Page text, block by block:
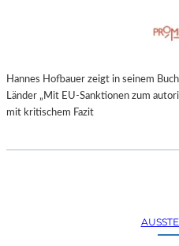
Hannes Hofbauer zeigt in seinem
Länder „Mit EU-Sanktionen zum
mit kritischem Fazit